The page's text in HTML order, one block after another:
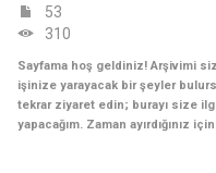
53
310
Sayfama hoş geldiniz! Arşivimi
işinize yarayacak bir şeyler
tekrar ziyaret edin; burayı size
yapacağım. Zaman ayırdığınız